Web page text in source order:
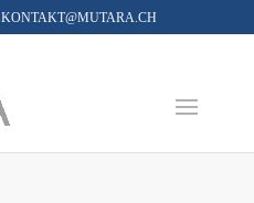
KONTAKT@MUTARA.CH